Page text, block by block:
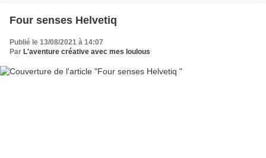
Four senses Helvetiq
Publié le 13/08/2021 à 14:07
Par L'aventure créative avec mes loulous